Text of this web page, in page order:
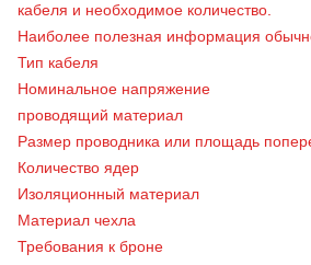
кабеля и необходимое количество.
Наиболее полезная информация
Тип кабеля
Номинальное напряжение
проводящий материал
Размер проводника или площадь
Количество ядер
Изоляционный материал
Материал чехла
Требования к броне